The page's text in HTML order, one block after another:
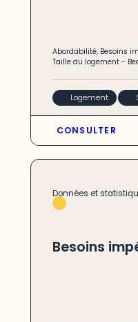
Abordabilité, Besoins
Taille du logement-
Logement
CONSULTER
Données et
Besoins